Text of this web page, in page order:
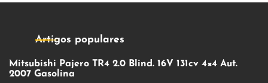
Artigos populares
Mitsubishi Pajero TR4 2.0 Blind. 16V 131cv 4×4 Aut.
2007 Gasolina